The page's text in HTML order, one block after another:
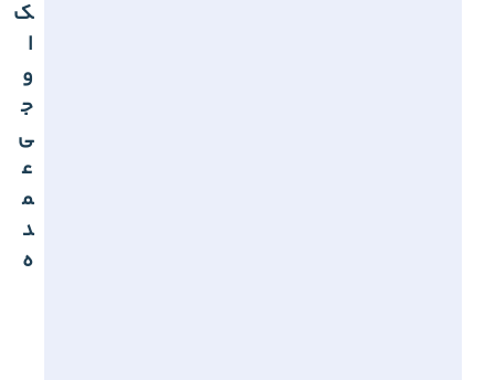
ک
ا
و
ج
ی
ع
م
د
ه